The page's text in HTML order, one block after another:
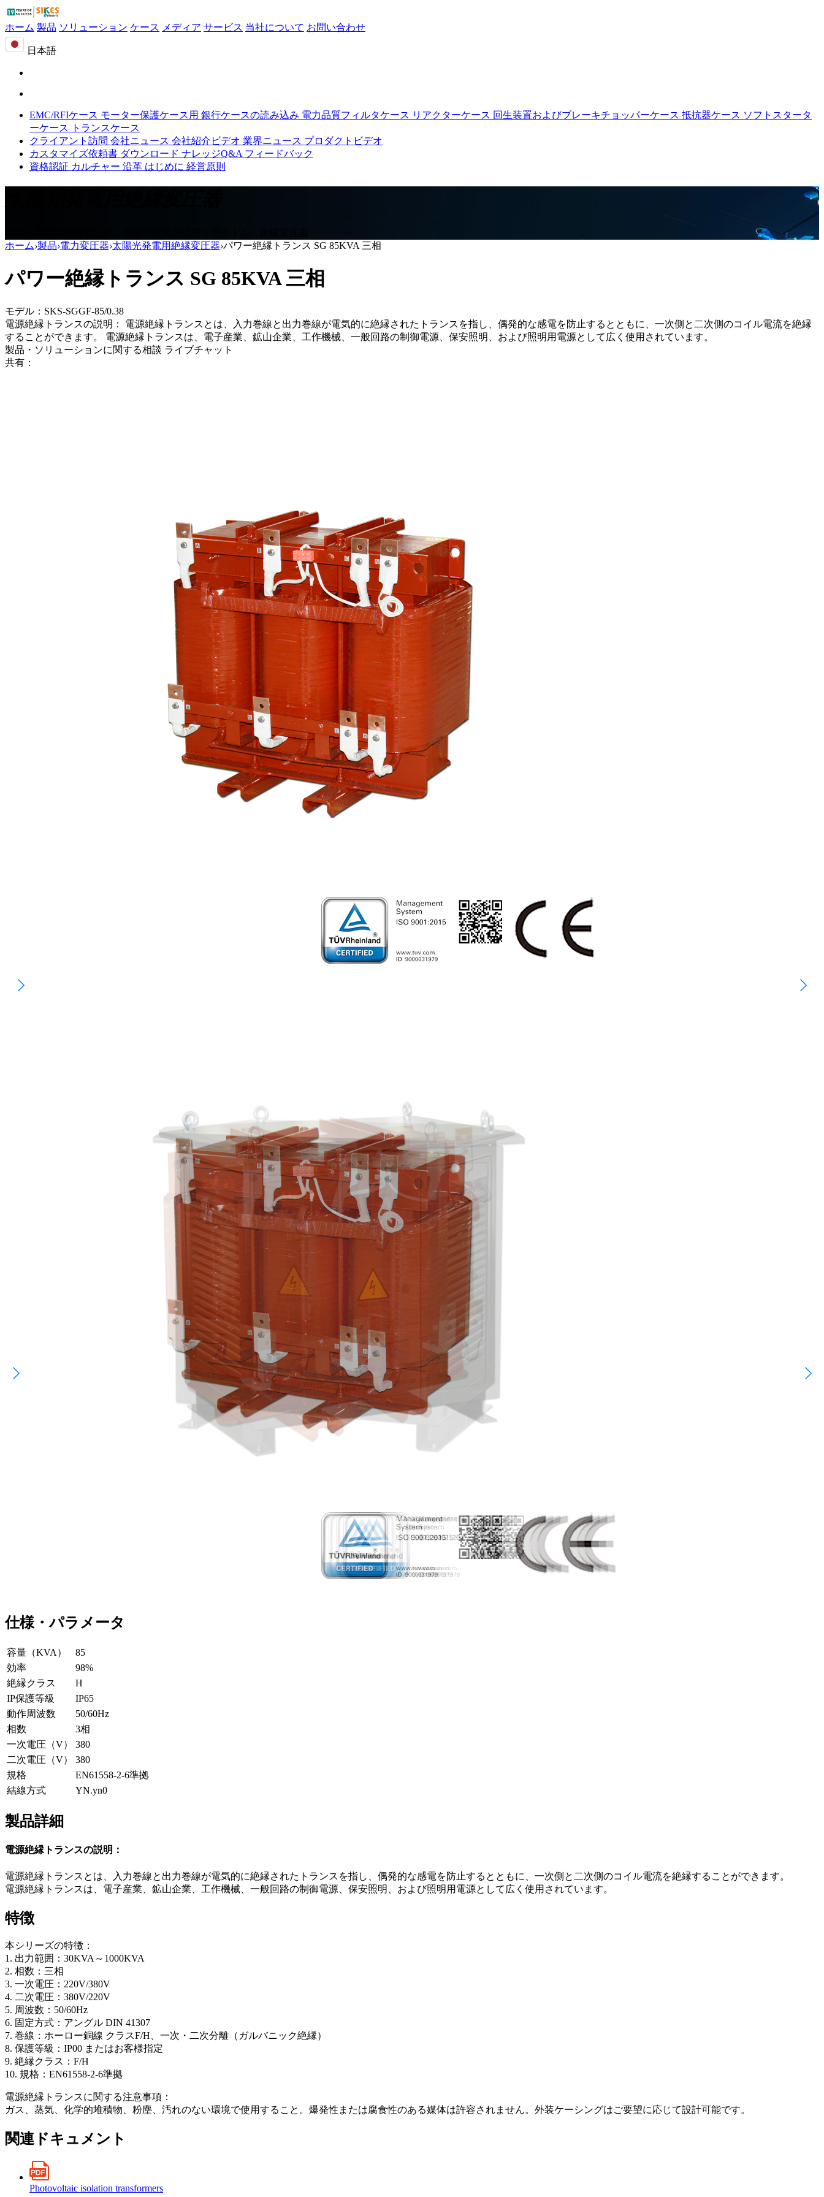
ホーム 製品 ソリューション ケース メディア サービス 当社について お問い合わせ
日本語
EMC/RFIケース モーター保護ケース用 銀行ケースの読み込み 電力品質フィルタケース リアクターケース 回生装置およびブレーキチョッパーケース 抵抗器ケース ソフトスタータ
ーケース
トランスケース
クライアント訪問 会社ニュース 会社紹介ビデオ 業界ニュース プロダクトビデオ
カスタマイズ依頼書 ダウンロード ナレッジQ&A フィードバック
資格認証 カルチャー 沿革 はじめに 経営原則
ホーム›製品›電力変圧器›太陽光発電用絶縁変圧器›パワー絶縁トランス SG 85KVA 三相
パワー絶縁トランス SG 85KVA 三相
モデル：SKS-SGGF-85/0.38
電源絶縁トランスの説明： 電源絶縁トランスとは、入力巻線と出力巻線が電気的に絶縁されたトランスを指し、偶発的な感電を防止するとともに、一次側と二次側のコイル電流を絶縁
することができます。 電源絶縁トランスは、電子産業、鉱山企業、工作機械、一般回路の制御電源、保安照明、および照明用電源として広く使用されています。
製品・ソリューションに関する相談 ライブチャット
共有：
仕様・パラメータ
容量（KVA）
85
効率
98%
絶縁クラス
H
IP保護等級
IP65
動作周波数
50/60Hz
相数
3相
一次電圧（V）
380
二次電圧（V）
380
規格
EN61558-2-6準拠
結線方式
YN.yn0
製品詳細
電源絶縁トランスの説明：
電源絶縁トランスとは、入力巻線と出力巻線が電気的に絶縁されたトランスを指し、偶発的な感電を防止するとともに、一次側と二次側のコイル電流を絶縁することができます。
電源絶縁トランスは、電子産業、鉱山企業、工作機械、一般回路の制御電源、保安照明、および照明用電源として広く使用されています。
特徴
本シリーズの特徴：
1. 出力範囲：30KVA～1000KVA
2. 相数：三相
3. 一次電圧：220V/380V
4. 二次電圧：380V/220V
5. 周波数：50/60Hz
6. 固定方式：アングル DIN 41307
7. 巻線：ホーロー銅線 クラスF/H、一次・二次分離（ガルバニック絶縁）
8. 保護等級：IP00 またはお客様指定
9. 絶縁クラス：F/H
10. 規格：EN61558-2-6準拠
電源絶縁トランスに関する注意事項：
ガス、蒸気、化学的堆積物、粉塵、汚れのない環境で使用すること。爆発性または腐食性のある媒体は許容されません。外装ケーシングはご要望に応じて設計可能です。
関連ドキュメント
Photovoltaic isolation transformers